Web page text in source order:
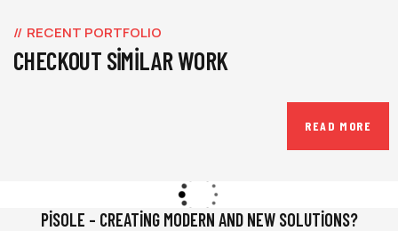
RECENT PORTFOLIO
CHECKOUT SIMILAR WORK
READ MORE
PISOLE – CREATING MODERN AND NEW SOLUTIONS?